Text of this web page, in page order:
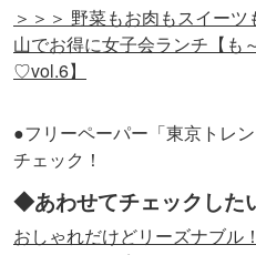
＞＞＞ 野菜もお肉もスイー
山でお得に女子会ランチ【も
♡vol.6】
●フリーペーパー「東京トレ
チェック！
◆あわせてチェックした
おしゃれだけどリーズナブ